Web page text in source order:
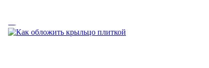
Ваш сад и огород